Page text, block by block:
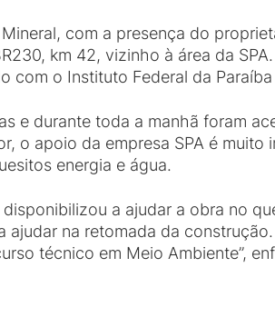
com a presença do
km 42, vizinho à área da
com o Instituto Federal da
e durante toda a manhã foram
o apoio da empresa SPA é
energia e água.
disponibilizou a ajudar a obra no
ajudar na retomada da
técnico em Meio Ambiente”,